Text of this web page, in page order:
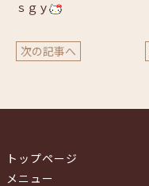
ｓｇｙ
次の記事へ
トップページ
メニュー